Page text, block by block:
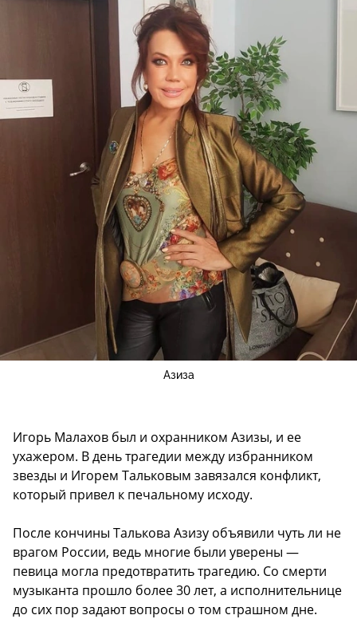
Азиза
Игорь Малахов был и охранником Азизы, и ее
ухажером. В день трагедии между избранником
звезды и Игорем Тальковым завязался конфликт,
который привел к печальному исходу.
После кончины Талькова Азизу объявили чуть ли не
врагом России, ведь многие были уверены —
певица могла предотвратить трагедию. Со смерти
музыканта прошло более 30 лет, а исполнительнице
до сих пор задают вопросы о том страшном дне.